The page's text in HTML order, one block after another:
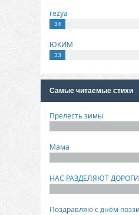
rezya
34
ЮКИМ
33
Самые читаемые стихи
Прелесть зимы
Мама
НАС РАЗДЕЛЯЮТ ДОРОГИ